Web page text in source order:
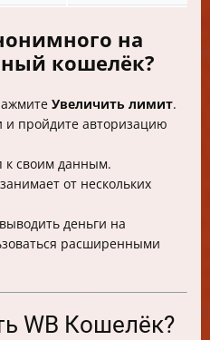
на
кошелёк?
Увеличить лимит.
и пройдите авторизацию
к своим данным.
от нескольких
деньги на
расширенными
WB Кошелёк?